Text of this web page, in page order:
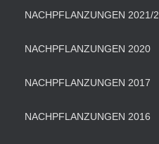
NACHPFLANZUNGEN 2021/
NACHPFLANZUNGEN 2020
NACHPFLANZUNGEN 2017
NACHPFLANZUNGEN 2016